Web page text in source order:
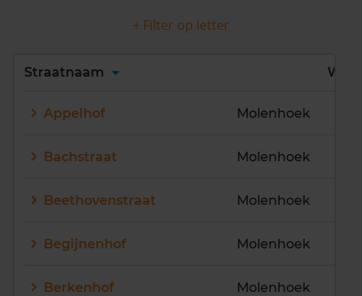
+ Filter op letter
Alles
Q
R U
V
Straatnaam Wijk
Appelhof Molenhoek
Bachstraat Molenhoek
Beethovenstraat Molenhoek
Begijnenhof Molenhoek
Berkenhof Molenhoek